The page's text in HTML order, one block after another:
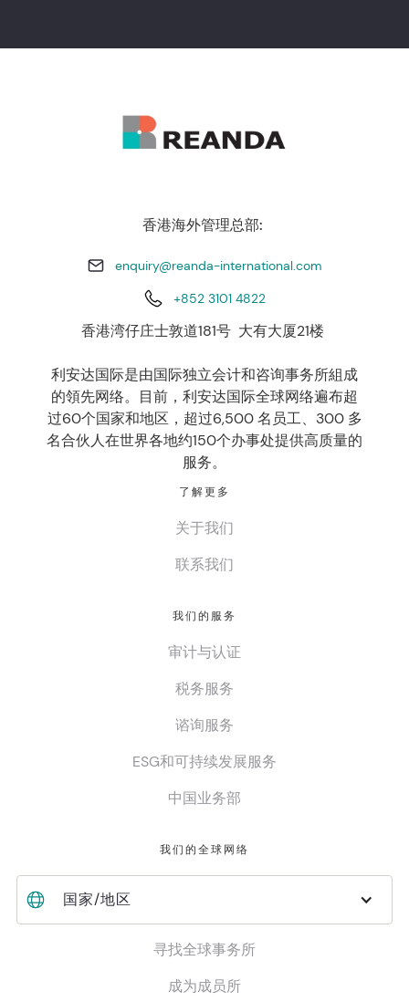
香港海外管理总部:
enquiry@reanda-international.com
+852 3101 4822
香港湾仔庄士敦道181号 大有大厦21楼
利安达国际是由国际独立会计和咨询事务所組成
的領先网络。目前，利安达国际全球网络遍布超
过60个国家和地区，超过6,500 名员工、300 多
名合伙人在世界各地约150个办事处提供高质量的
服务。
了解更多
关于我们
联系我们
我们的服务
审计与认证
税务服务
谘询服务
ESG和可持续发展服务
中国业务部
我们的全球网络
国家/地区
寻找全球事务所
成为成员所